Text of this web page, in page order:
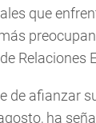
que
Relaciones
de afianzar
ha